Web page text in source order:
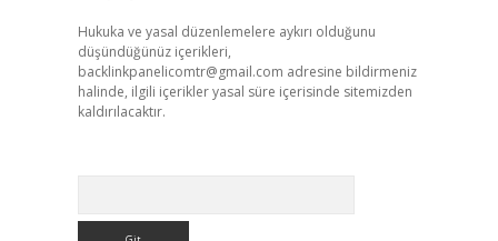
Hukuka ve yasal düzenlemelere aykırı olduğunu
düşündüğünüz içerikleri,
backlinkpanelicomtr@gmail.com adresine bildirmeniz
halinde, ilgili içerikler yasal süre içerisinde sitemizden
kaldırılacaktır.